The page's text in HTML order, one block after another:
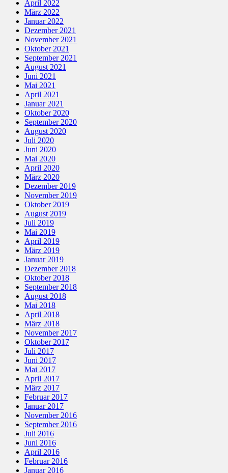
April 2022
März 2022
Januar 2022
Dezember 2021
November 2021
Oktober 2021
September 2021
August 2021
Juni 2021
Mai 2021
April 2021
Januar 2021
Oktober 2020
September 2020
August 2020
Juli 2020
Juni 2020
Mai 2020
April 2020
März 2020
Dezember 2019
November 2019
Oktober 2019
August 2019
Juli 2019
Mai 2019
April 2019
März 2019
Januar 2019
Dezember 2018
Oktober 2018
September 2018
August 2018
Mai 2018
April 2018
März 2018
November 2017
Oktober 2017
Juli 2017
Juni 2017
Mai 2017
April 2017
März 2017
Februar 2017
Januar 2017
November 2016
September 2016
Juli 2016
Juni 2016
April 2016
Februar 2016
Januar 2016